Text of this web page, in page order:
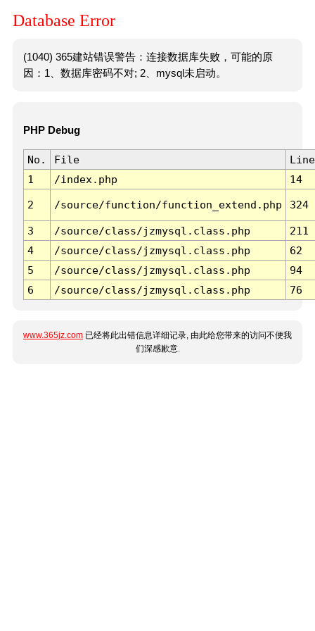
Database Error
(1040) 365建站错误警告：连接数据库失败，可能的原
因：1、数据库密码不对; 2、mysql未启动。
PHP Debug
No. File
Line
1
/index.php 14
2 /source/function/function_extend.php 324
3 /source/class/jzmysql.class.php
211
4
/source/class/jzmysql.class.php
62
5
/source/class/jzmysql.class.php
94
6
/source/class/jzmysql.class.php 76
www.365jz.com 已经将此出错信息详细记录, 由此给您带来的访问不便我
们深感歉意.